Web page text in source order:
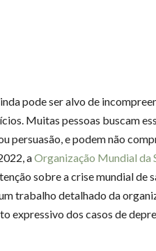
pode ser alvo de
Muitas pessoas buscam
persuasão, e podem não
aOrganização Mundial da
sobre a crise mundial de
trabalho detalhado da
expressivo dos casos de